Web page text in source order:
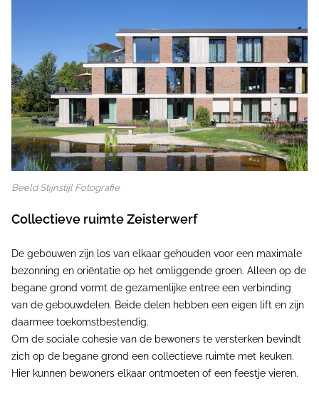
Beeld Stijnstijl Fotografie
Collectieve ruimte Zeisterwerf
De gebouwen zijn los van elkaar gehouden voor een maximale
bezonning en oriëntatie op het omliggende groen. Alleen op de
begane grond vormt de gezamenlijke entree een verbinding
van de gebouwdelen. Beide delen hebben een eigen lift en zijn
daarmee toekomstbestendig.
Om de sociale cohesie van de bewoners te versterken bevindt
zich op de begane grond een collectieve ruimte met keuken.
Hier kunnen bewoners elkaar ontmoeten of een feestje vieren.